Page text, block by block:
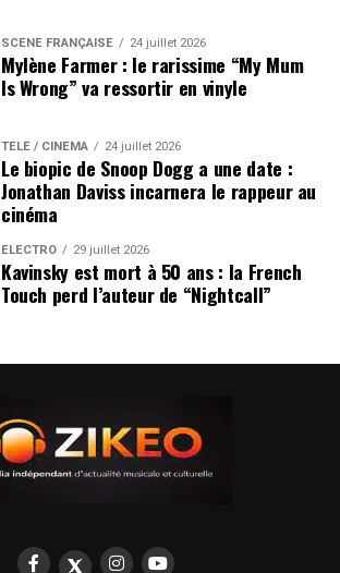
SCÈNE FRANÇAISE 24 juillet 2026
Mylène Farmer : le rarissime “My Mum
Is Wrong” va ressortir en vinyle
TÉLÉ / CINÉMA 24 juillet 2026
Le biopic de Snoop Dogg a une date :
Jonathan Daviss incarnera le rappeur au
cinéma
ÉLECTRO 29 juillet 2026
Kavinsky est mort à 50 ans : la French
Touch perd l’auteur de “Nightcall”